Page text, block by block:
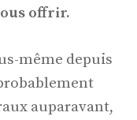
offrir.
même depuis
auparavant,